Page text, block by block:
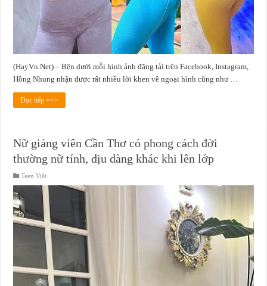
(HayVn.Net) – Bên dưới mỗi hình ảnh đăng tải trên Facebook, Instagram,
Hồng Nhung nhận được rất nhiều lời khen về ngoại hình cũng như …
Đọc tiếp =>>
Nữ giảng viên Cần Thơ có phong cách đời
thường nữ tính, dịu dàng khác khi lên lớp
Teen Việt